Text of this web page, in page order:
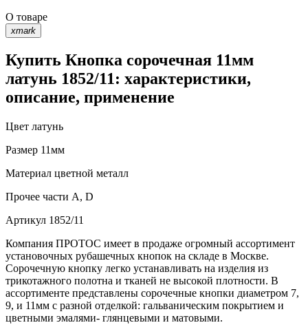
О товаре
xmark
Купить Кнопка сорочечная 11мм
латунь 1852/11: характеристики,
описание, применение
Цвет латунь
Размер 11мм
Материал цветной металл
Прочее части А, D
Артикул 1852/11
Компания ПРОТОС имеет в продаже огромный ассортимент
установочных рубашечных кнопок на складе в Москве.
Сорочечную кнопку легко устанавливать на изделия из
трикотажного полотна и тканей не высокой плотности. В
ассортименте представлены сорочечные кнопки диаметром 7,
9, и 11мм с разной отделкой: гальваническим покрытием и
цветными эмалями- глянцевыми и матовыми.